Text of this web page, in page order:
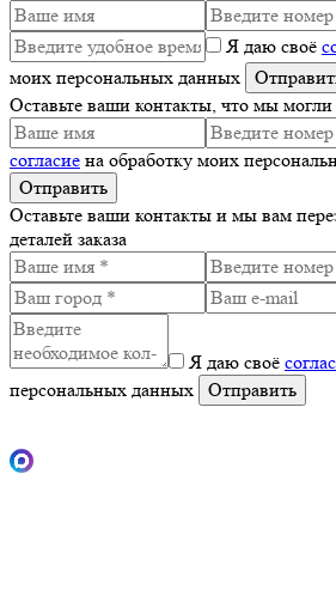
Я даю своё
моих персональных данных
Оставьте ваши контакты, что мы могли
согласие на обработку моих
Оставьте ваши контакты и мы вам
деталей заказа
Я даю своё
персональных данных